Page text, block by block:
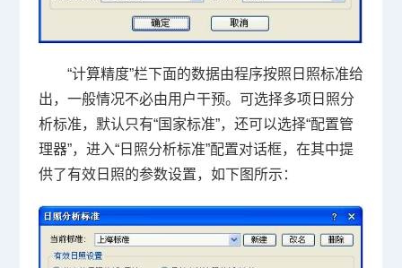
“计算精度”栏下面的数据由程序按照日照标准给
出，一般情况不必由用户干预。可选择多项日照分
析标准，默认只有“国家标准”，还可以选择“配置管
理器”，进入“日照分析标准”配置对话框，在其中提
供了有效日照的参数设置，如下图所示：